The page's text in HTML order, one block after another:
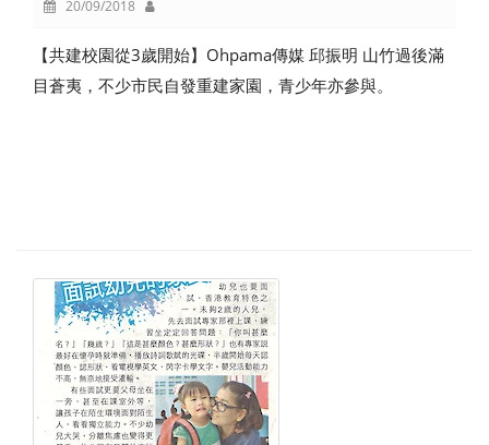
20/09/2018
【共建校園從3歲開始】Ohpama傳媒 邱振明 山竹過後滿
目蒼夷，不少市民自發重建家園，青少年亦參與。